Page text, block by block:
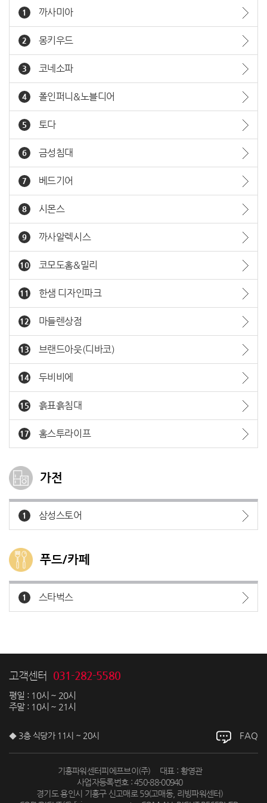
1 까사미아
2 몽키우드
3 코네소파
4 폴인퍼니&노블디어
5 토다
6 금성침대
7 베드기어
8 시몬스
9 까사알렉시스
10 코모도홈&밀리
11 한샘 디자인파크
12 마들렌상점
13 브랜드아웃(디바코)
14 두비비에
15 흙표흙침대
17 홈스투라이프
가전
1 삼성스토어
푸드/카페
1 스타벅스
고객센터 031-282-5580
평일 : 10시 ~ 20시
주말 : 10시 ~ 21시
◆ 3층 식당가 11시 ~ 20시 FAQ
기흥파워센터피에프브이(주)
대표 : 황영관
사업자등록번호 : 450-88-00940
경기도 용인시 기흥구 신고매로 59(고매동, 리빙파워센터)